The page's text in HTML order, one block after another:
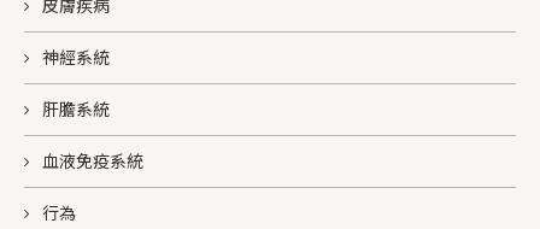
神經系統
肝膽系統
血液免疫系統
行為